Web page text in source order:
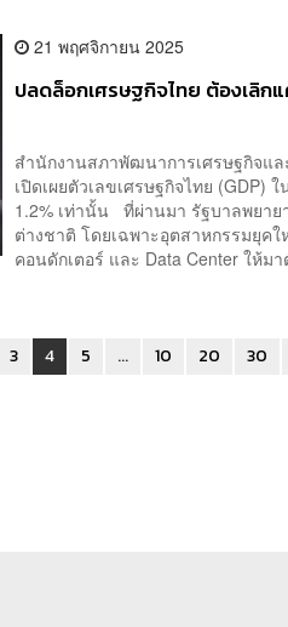
21 พฤศจิกายน 2025
ปลดล็อกเศรษฐกิจไทย ต้องเลิก
สำนักงานสภาพัฒนาการเศรษฐกิจแ
เปิดเผยตัวเลขเศรษฐกิจไทย (GDP)
1.2% เท่านั้น ที่ผ่านมา รัฐบาลพยาย
ต่างชาติ โดยเฉพาะอุตสาหกรรมยุค
คอนดักเตอร์ และ Data Center ให้ม
3 4 5 ... 10 20 30